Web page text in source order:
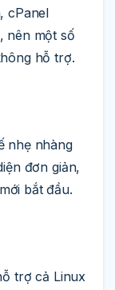
cPanel
nên một số
hỗ trợ.
nhẹ nhàng
đơn giản,
bắt đầu.
trợ cả Linux